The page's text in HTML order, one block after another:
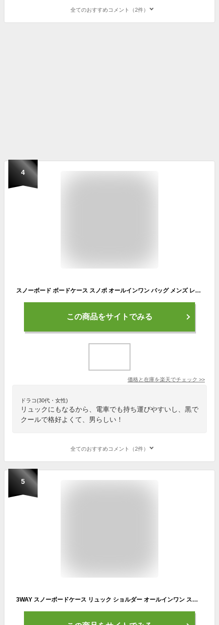
全てのおすすめコメント（2件）
4
スノーボード ボードケース スノボ オールインワン バッグ メンズ レディース 3WAY 防水 バック リュック ～163cm対応 板 ウェア ブーツ 収納 SBC ケース
この商品をサイトでみる
価格と在庫を楽天でチェック >>
ドラコ(30代・女性)
リュックにもなるから、電車でも持ち運びやすいし、黒で
クールで格好よくて、男らしい！
全てのおすすめコメント（2件）
5
3WAY スノーボードケース リュック ショルダー オールインワン スノーボード ケース バックパック ボードケース スノボ ケース スノーボード ウェア ゴーグル グローブ ビーニー ソックス 等をまとめて収納 PONBAG-131